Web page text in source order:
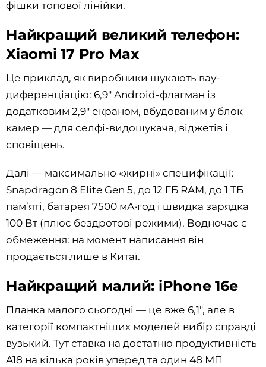
фішки топової лінійки.
Найкращий великий телефон:
Xiaomi 17 Pro Max
Це приклад, як виробники шукають вау-
диференціацію: 6,9" Android-флагман із
додатковим 2,9" екраном, вбудованим у блок
камер — для селфі-видошукача, віджетів і
сповіщень.
Далі — максимально «жирні» специфікації:
Snapdragon 8 Elite Gen 5, до 12 ГБ RAM, до 1 ТБ
пам’яті, батарея 7500 мА·год і швидка зарядка
100 Вт (плюс бездротові режими). Водночас є
обмеження: на момент написання він
продається лише в Китаї.
Найкращий малий: iPhone 16e
Планка малого сьогодні — це вже 6,1", але в
категорії компактніших моделей вибір справді
вузький. Тут ставка на достатню продуктивність
A18 на кілька років уперед та один 48 МП